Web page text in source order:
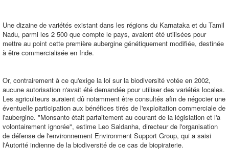
Une dizaine de variétés existant dans les régions du Karnataka et du Tamil
Nadu, parmi les 2 500 que compte le pays, avaient été utilisées pour
mettre au point cette première aubergine génétiquement modifiée, destinée
à être commercialisée en Inde.
Or, contrairement à ce qu'exige la loi sur la biodiversité votée en 2002,
aucune autorisation n'avait été demandée pour utiliser des variétés locales.
Les agriculteurs auraient dû notamment être consultés afin de négocier une
éventuelle participation aux bénéfices tirés de l'exploitation commerciale de
l'aubergine. "Monsanto était parfaitement au courant de la législation et l'a
volontairement ignorée", estime Leo Saldanha, directeur de l'organisation
de défense de l'environnement Environment Support Group, qui a saisi
l'Autorité indienne de la biodiversité de ce cas de biopiraterie.